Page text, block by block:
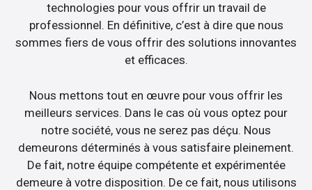
technologies pour vous offrir un travail de
professionnel. En définitive, c’est à dire que nous
sommes fiers de vous offrir des solutions innovantes
et efficaces.
Nous mettons tout en œuvre pour vous offrir les
meilleurs services. Dans le cas où vous optez pour
notre société, vous ne serez pas déçu. Nous
demeurons déterminés à vous satisfaire pleinement.
De fait, notre équipe compétente et expérimentée
demeure à votre disposition. De ce fait, nous utilisons